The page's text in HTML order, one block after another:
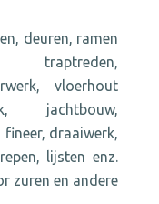
deuren, ramen
traptreden,
vloerhout
jachtbouw,
fineer, draaiwerk,
lijsten enz.
zuren en andere